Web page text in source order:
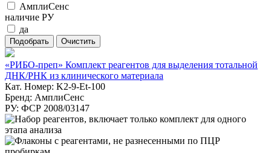
АмплиСенс
наличие РУ
да
«РИБО-преп» Комплект реагентов для выделения тотальной
ДНК/РНК из клинического материала
Кат. Номер: K2-9-Et-100
Бренд: АмплиСенс
РУ: ФСР 2008/03147